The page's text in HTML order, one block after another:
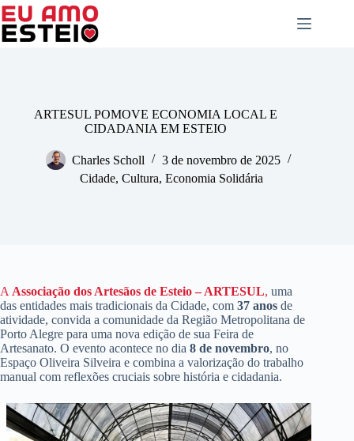
Pular
para
ARTESUL POMOVE ECONOMIA LOCAL E
CIDADANIA EM ESTEIO
Charles Scholl
3 de novembro de 2025
Cidade,Cultura,Economia Solidária
A Associação dos Artesãos de Esteio – ARTESUL, uma
das entidades mais tradicionais da Cidade, com 37 anos de
atividade, convida a comunidade da Região Metropolitana de
Porto Alegre para uma nova edição de sua Feira de
Artesanato. O evento acontece no dia 8 de novembro, no
Espaço Oliveira Silveira e combina a valorização do trabalho
manual com reflexões cruciais sobre história e cidadania.